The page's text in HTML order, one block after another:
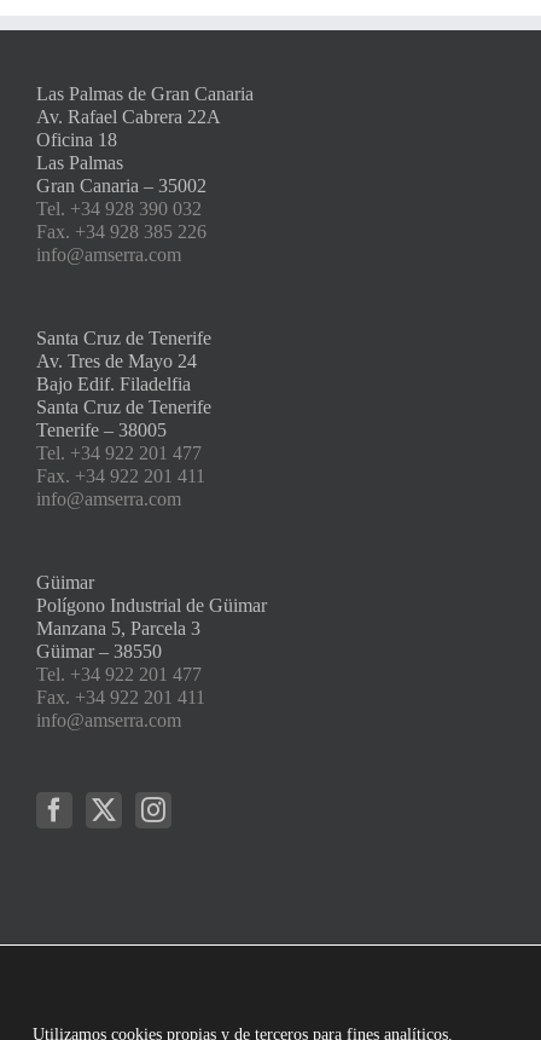
Las Palmas de Gran Canaria
Av. Rafael Cabrera 22A
Oficina 18
Las Palmas
Gran Canaria – 35002
Tel. +34 928 390 032
Fax. +34 928 385 226
info@amserra.com
Santa Cruz de Tenerife
Av. Tres de Mayo 24
Bajo Edif. Filadelfia
Santa Cruz de Tenerife
Tenerife – 38005
Tel. +34 922 201 477
Fax. +34 922 201 411
info@amserra.com
Güimar
Polígono Industrial de Güimar
Manzana 5, Parcela 3
Güimar – 38550
Tel. +34 922 201 477
Fax. +34 922 201 411
info@amserra.com
Utilizamos cookies propias y de terceros para fines analíticos.